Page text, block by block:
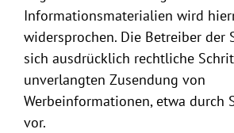
Informationsmaterialien wird
widersprochen. Die Betreiber der
sich ausdrücklich rechtliche
unverlangten Zusendung von
Werbeinformationen, etwa durch
vor.